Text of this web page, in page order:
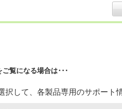
覧になる場合は･･･
択して、各製品専用のサポート